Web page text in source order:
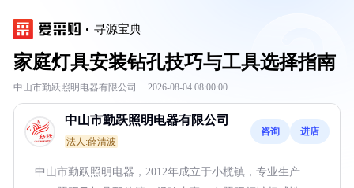
寻源宝典
家庭灯具安装钻孔技巧与工具选择指南
中山市勤跃照明电器有限公司 · 2026-08-04 08:00:00
中山市勤跃照明电器有限公司
法人:薛清波
咨询 进店
中山市勤跃照明电器，2012年成立于小榄镇，专业生产